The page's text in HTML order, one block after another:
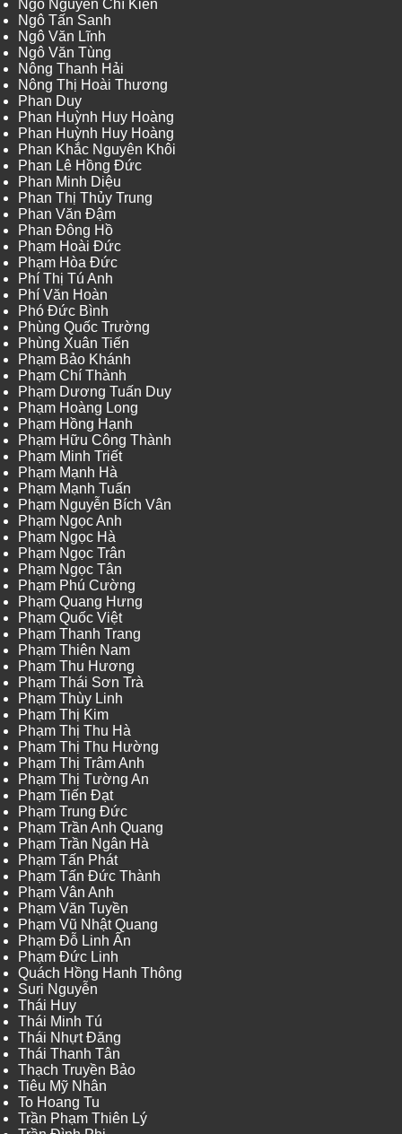
Ngô Nguyễn Chí Kiên
Ngô Tấn Sanh
Ngô Văn Lĩnh
Ngô Văn Tùng
Nông Thanh Hải
Nông Thị Hoài Thương
Phan Duy
Phan Huỳnh Huy Hoàng
Phan Huỳnh Huy Hoàng
Phan Khắc Nguyên Khôi
Phan Lê Hồng Đức
Phan Minh Diệu
Phan Thị Thủy Trung
Phan Văn Đậm
Phan Đông Hồ
Phạm Hoài Đức
Phạm Hòa Đức
Phí Thị Tú Anh
Phí Văn Hoàn
Phó Đức Bình
Phùng Quốc Trường
Phùng Xuân Tiến
Phạm Bảo Khánh
Phạm Chí Thành
Phạm Dương Tuấn Duy
Phạm Hoàng Long
Phạm Hồng Hạnh
Phạm Hữu Công Thành
Phạm Minh Triết
Phạm Mạnh Hà
Phạm Mạnh Tuấn
Phạm Nguyễn Bích Vân
Phạm Ngọc Anh
Phạm Ngọc Hà
Phạm Ngọc Trân
Phạm Ngọc Tân
Phạm Phú Cường
Phạm Quang Hưng
Phạm Quốc Việt
Phạm Thanh Trang
Phạm Thiên Nam
Phạm Thu Hương
Phạm Thái Sơn Trà
Phạm Thùy Linh
Phạm Thị Kim
Phạm Thị Thu Hà
Phạm Thị Thu Hường
Phạm Thị Trâm Anh
Phạm Thị Tường An
Phạm Tiến Đạt
Phạm Trung Đức
Phạm Trần Anh Quang
Phạm Trần Ngân Hà
Phạm Tấn Phát
Phạm Tấn Đức Thành
Phạm Vân Anh
Phạm Văn Tuyền
Phạm Vũ Nhật Quang
Phạm Đỗ Linh Ấn
Phạm Đức Linh
Quách Hồng Hanh Thông
Suri Nguyễn
Thái Huy
Thái Minh Tú
Thái Nhựt Đăng
Thái Thanh Tân
Thạch Truyền Bảo
Tiêu Mỹ Nhân
To Hoang Tu
Trần Phạm Thiên Lý